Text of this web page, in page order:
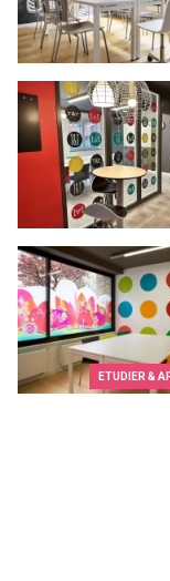
Teens&Us
ETUDIER &
Kids&Us language